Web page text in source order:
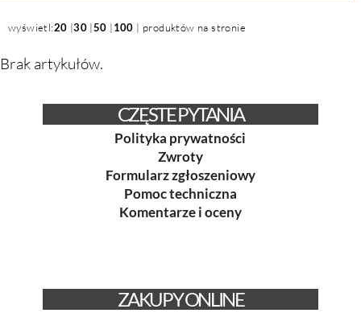
wyświetl:20 |30 |50 |100 | produktów na stronie
Brak artykułów.
CZĘSTE PYTANIA
Polityka prywatności
Zwroty
Formularz zgłoszeniowy
Pomoc techniczna
Komentarze i oceny
ZAKUPY ONLINE